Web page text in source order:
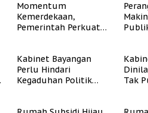
Momentum
Kemerdekaan,
Pemerintah Perkuat
Masyarakat
Berpenghasilan
Rendah
Kabinet Bayangan
Perlu Hindari
Kegaduhan Politik
Tak